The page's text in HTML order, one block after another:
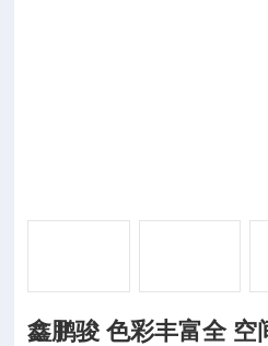
鑫鹏骏 色彩丰富全 空